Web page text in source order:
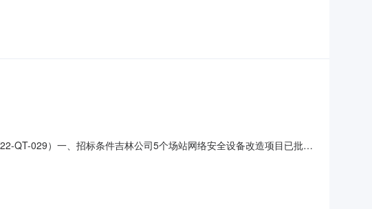
标文件要求，工期/交货期/服务期：满足招标文件要求；（3）资质证书
QT-029）一、招标条件吉林公司5个场站网络安全设备改造项目已批
安镇华电风水山风电场、吉林省四平市双辽市那木斯乡华电那木斯风